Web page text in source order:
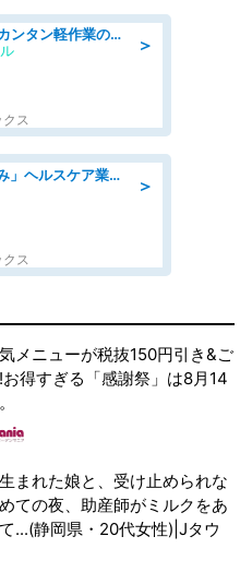
＞
寮完備で住み込みOK!カンタン軽作業のお仕事 denso aichi
ス
＞
08月開始/「土日祝休み」ヘルスケア業界の産業保健師/高時給/未経験OK/要資格:保健師、正看護師
ス
気メニューが税抜150円引き&ご
得すぎる「感謝祭」は8月14
生まれた娘と、受け止められな
ての夜、助産師がミルクをあ
...(静岡県・20代女性)|Jタウ